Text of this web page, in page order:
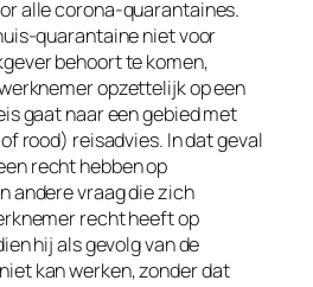
alle corona-quarantaines.
quarantaine niet voor
behoort te komen,
opzettelijk op een
gaat naar een gebied met
rood) reisadvies. In dat geval
recht hebben op
andere vraag die zich
recht heeft op
hij als gevolg van de
kan werken, zonder dat